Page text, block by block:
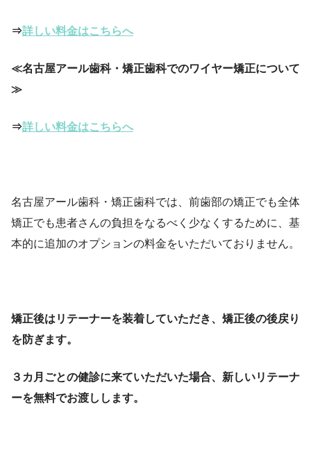
⇒詳しい料金はこちらへ
≪名古屋アール歯科・矯正歯科でのワイヤー矯正について
≫
⇒詳しい料金はこちらへ
名古屋アール歯科・矯正歯科では、前歯部の矯正でも全体
矯正でも患者さんの負担をなるべく少なくするために、基
本的に追加のオプションの料金をいただいておりません。
矯正後はリテーナーを装着していただき、矯正後の後戻り
を防ぎます。
３カ月ごとの健診に来ていただいた場合、新しいリテーナ
ーを無料でお渡しします。